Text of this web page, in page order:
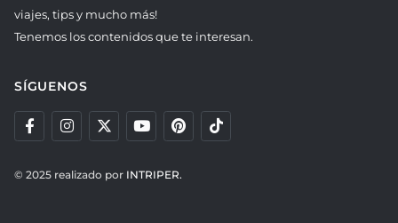
viajes, tips y mucho más!
Tenemos los contenidos que te interesan.
SÍGUENOS
© 2025 realizado por INTRIPER.